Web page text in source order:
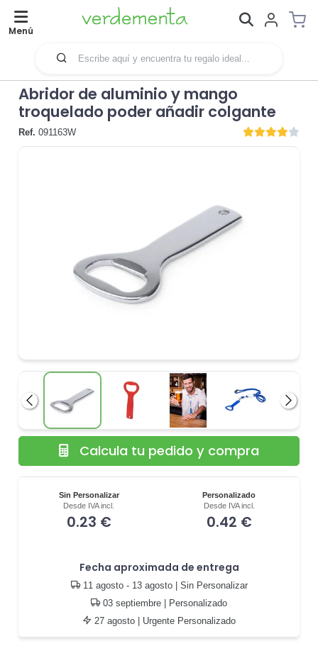
Menú
Abridor de aluminio y mango
troquelado poder añadir colgante
Ref. 091163W
Anterior
Sin Personalizar
Desde IVA incl.
0.23 €
Personalizado
Desde IVA incl.
0.42 €
Fecha aproximada de entrega
11 agosto - 13 agosto| Sin Personalizar
03 septiembre | Personalizado
27 agosto | Urgente Personalizado
Calcula tu pedido y compra